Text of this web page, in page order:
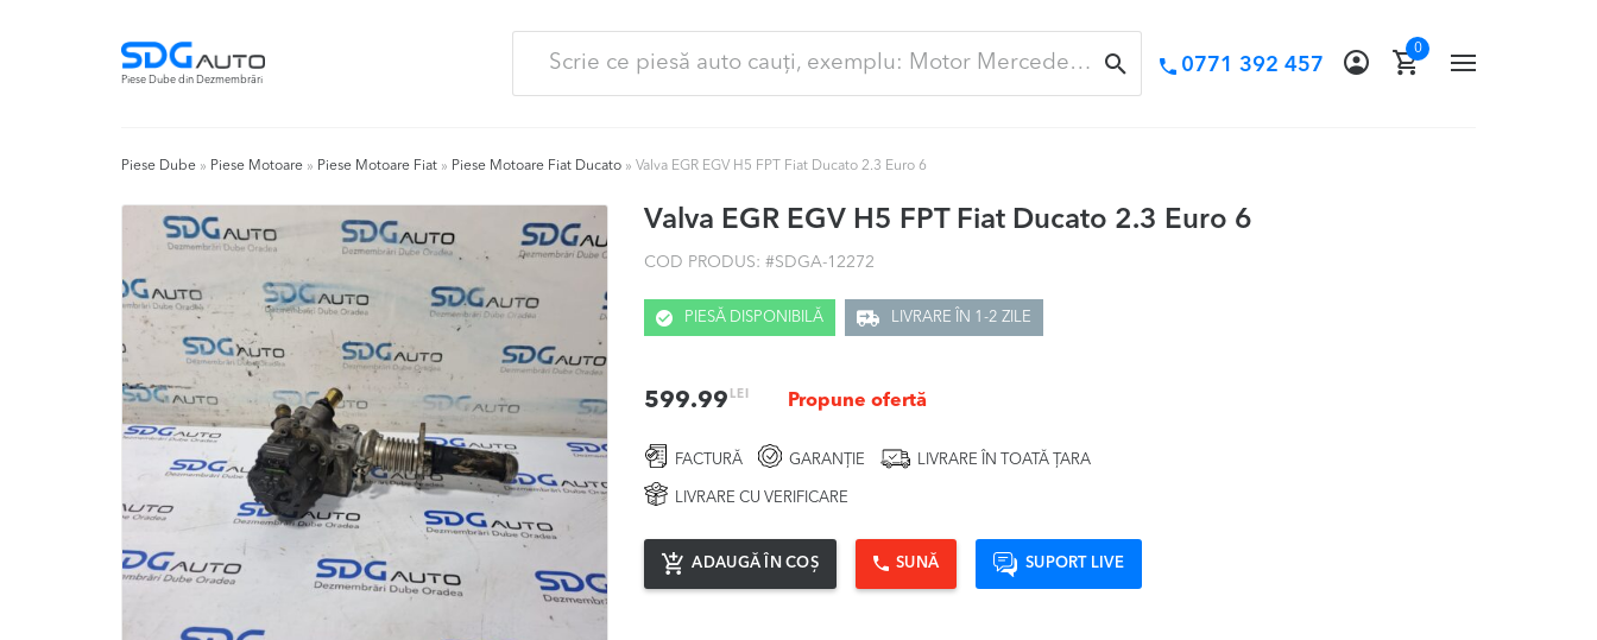
Piese Dube din Dezmembrări
CAUTĂ
Call0771 392 457
0
TOGGLE
Piese Dube » Piese Motoare » Piese Motoare Fiat » Piese Motoare Fiat Ducato » Valva EGR EGV H5 FPT Fiat Ducato 2.3 Euro 6
Valva EGR EGV H5 FPT Fiat Ducato 2.3 Euro 6
COD PRODUS: #SDGA-12272
PIESĂ DISPONIBILĂ LIVRARE ÎN 1-2 ZILE
599.99 LEI Propune ofertă
FACTURĂ GARANȚIE LIVRARE ÎN TOATĂ ȚARA
LIVRARE CU VERIFICARE
ADAUGĂ ÎN COȘ SUNĂ SUPORT LIVE